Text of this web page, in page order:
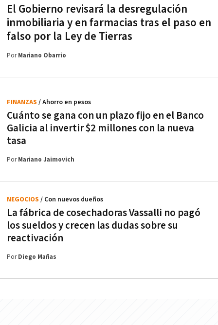
El Gobierno revisará la desregulación
inmobiliaria y en farmacias tras el paso en
falso por la Ley de Tierras
PorMariano Obarrio
Cuánto se gana con un plazo fijo en el Banco
Galicia al invertir $2 millones con la nueva
tasa
FINANZAS / Ahorro en pesos
PorMariano Jaimovich
La fábrica de cosechadoras Vassalli no pagó
los sueldos y crecen las dudas sobre su
reactivación
NEGOCIOS / Con nuevos dueños
PorDiego Mañas